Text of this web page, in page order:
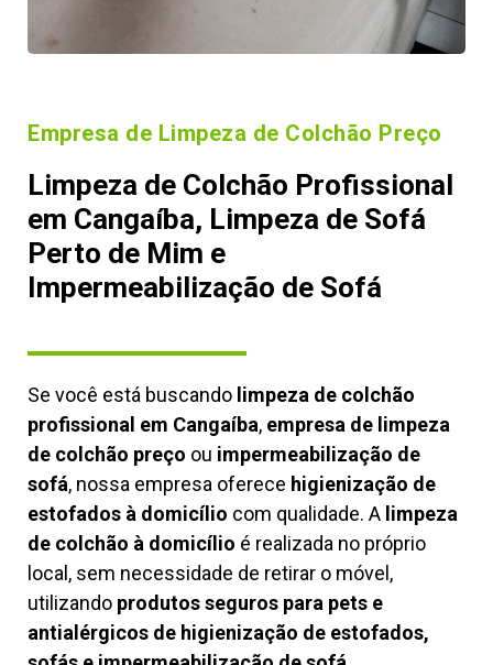
Empresa de Limpeza de Colchão Preço
Limpeza de Colchão Profissional
em Cangaíba, Limpeza de Sofá
Perto de Mim e
Impermeabilização de Sofá
Se você está buscando limpeza de colchão
profissional em Cangaíba, empresa de limpeza
de colchão preço ou impermeabilização de
sofá, nossa empresa oferece higienização de
estofados à domicílio com qualidade. A limpeza
de colchão à domicílio é realizada no próprio
local, sem necessidade de retirar o móvel,
utilizando produtos seguros para pets e
antialérgicos de higienização de estofados,